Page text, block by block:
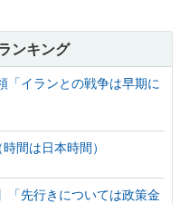
ンキング
「イランとの戦争は早期に
間は日本時間）
「先行きについては政策金